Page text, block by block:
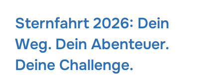
Sternfahrt 2026: Dein
Weg. Dein Abenteuer.
Deine Challenge.